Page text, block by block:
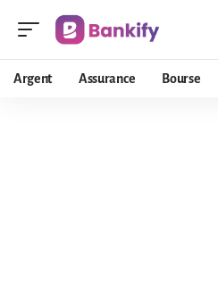
Argent Assurance Bourse